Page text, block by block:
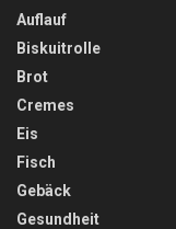
Auflauf
Biskuitrolle
Brot
Cremes
Eis
Fisch
Gebäck
Gesundheit